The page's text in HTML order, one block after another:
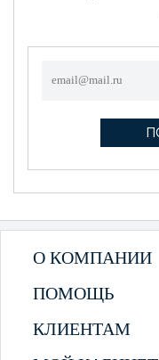
О КОМПАНИИ
ПОМОЩЬ
КЛИЕНТАМ